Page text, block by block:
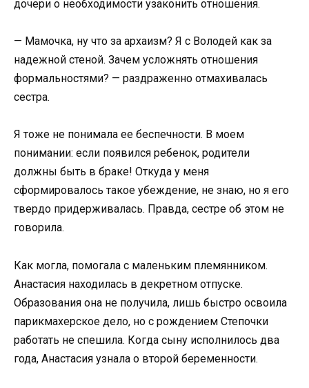
дочери о необходимости узаконить отношения.
— Мамочка, ну что за архаизм? Я с Володей как за
надежной стеной. Зачем усложнять отношения
формальностями? — раздраженно отмахивалась
сестра.
Я тоже не понимала ее беспечности. В моем
понимании: если появился ребенок, родители
должны быть в браке! Откуда у меня
сформировалось такое убеждение, не знаю, но я его
твердо придерживалась. Правда, сестре об этом не
говорила.
Как могла, помогала с маленьким племянником.
Анастасия находилась в декретном отпуске.
Образования она не получила, лишь быстро освоила
парикмахерское дело, но с рождением Степочки
работать не спешила. Когда сыну исполнилось два
года, Анастасия узнала о второй беременности.